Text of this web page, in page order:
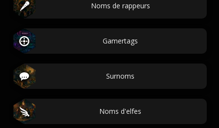
Noms de rappeurs
Gamertags
Surnoms
Noms d'elfes